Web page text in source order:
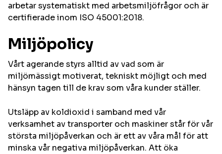
arbetar systematiskt med arbetsmiljöfrågor och är
certifierade inom ISO 45001:2018.
Miljöpolicy
Vårt agerande styrs alltid av vad som är
miljömässigt motiverat, tekniskt möjligt och med
hänsyn tagen till de krav som våra kunder ställer.
Utsläpp av koldioxid i samband med vår
verksamhet av transporter och maskiner står för vår
största miljöpåverkan och är ett av våra mål för att
minska vår negativa miljöpåverkan. Att öka